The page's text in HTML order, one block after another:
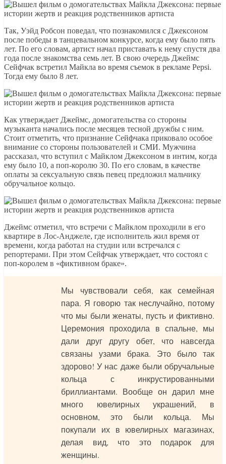
Так, Уэйд Робсон поведал, что познакомился с Джексоном
после победы в танцевальном конкурсе, когда ему было пять
лет. По его словам, артист начал приставать к нему спустя два
года после знакомства семь лет. В свою очередь Джеймс
Сейфчак встретил Майкла во время съемок в рекламе Pepsi.
Тогда ему было 8 лет.
Как утверждает Джеймс, домогательства со стороны
музыканта начались после месяцев тесной дружбы с ним.
Стоит отметить, что признание Сейфчака приковало особое
внимание со стороны пользователей и СМИ. Мужчина
рассказал, что вступил с Майклом Джексоном в интим, когда
ему было 10, а поп-королю 30. По его словам, в качестве
оплаты за сексуальную связь певец предложил мальчику
обручальное кольцо.
Джеймс отметил, что встречи с Майклом проходили в его
квартире в Лос-Анджеле, где исполнитель жил время от
времени, когда работал на студии или встречался с
репортерами. При этом Сейфчак утверждает, что состоял с
поп-королем в «фиктивном браке».
Мы чувствовали себя, как семейная
пара. Я говорю так неслучайно, потому
что мы были женаты, пусть и фиктивно.
Церемония проходила в спальне, мы
дали друг другу обет, что навсегда
связаны узами брака. Это было так
здорово! У нас даже были обручальные
кольца с инкрустированными
бриллиантами. Вообще он дарил мне
много ювелирных украшений, в
основном, это были кольца. Мы
покупали их в ювелирных магазинах,
делая вид, что это подарок для
женщины.